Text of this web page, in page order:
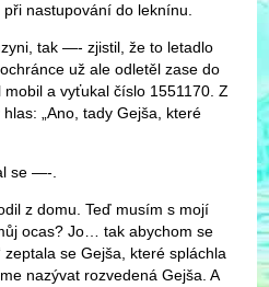
nastupování do leknínu.
tak —- zjistil, že to letadlo
už ale odletěl zase do
a vyťukal číslo 1551170. Z
„Ano, tady Gejša, které
se —-.
z domu. Teď musím s mojí
ocas? Jo… tak abychom se
zeptala se Gejša, které spláchla
nazývat rozvedená Gejša. A